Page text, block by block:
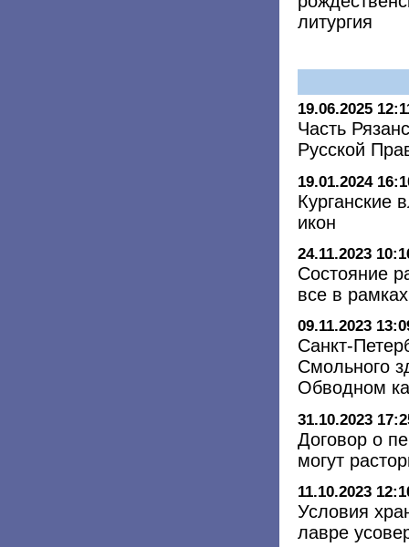
литургия
19.06.2025
Часть
Русской
19.01.2024
Курганские
икон
24.11.2023
Состояние
все в
09.11.2023
Санкт-
Смольного
Обводном
31.10.2023
Договор о
могут
11.10.2023
Условия
лавре